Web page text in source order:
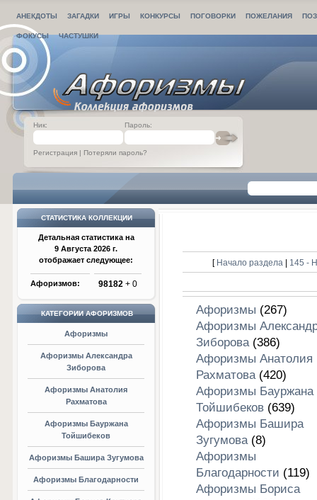
АНЕКДОТЫ ЗАГАДКИ ИГРЫ КОНКУРСЫ ПОГОВОРКИ ПОЖЕЛАНИЯ
ФОКУСЫ ЧАСТУШКИ
Ник: Пароль:
Регистрация | Потеряли пароль?
СТАТИСТИКА КОЛЛЕКЦИИ
Детальная статистика на
9 Августа 2026 г.
отображает следующее:
Афоризмов: 98182 + 0
КАТЕГОРИИ АФОРИЗМОВ
Афоризмы
Афоризмы Александра
Зиборова
Афоризмы Анатолия
Рахматова
Афоризмы Бауржана
Тойшибеков
Афоризмы Башира Зугумова
Афоризмы Благодарности
[ Начало раздела | 145 -
Афоризмы (267)
Афоризмы
Зиборова(386)
Афоризмы Анатолия
Рахматова(420)
Афоризмы Бауржана
Тойшибеков(639)
Афоризмы Башира
Зугумова(8)
Афоризмы
Благодарности (119)
Афоризмы Бориса